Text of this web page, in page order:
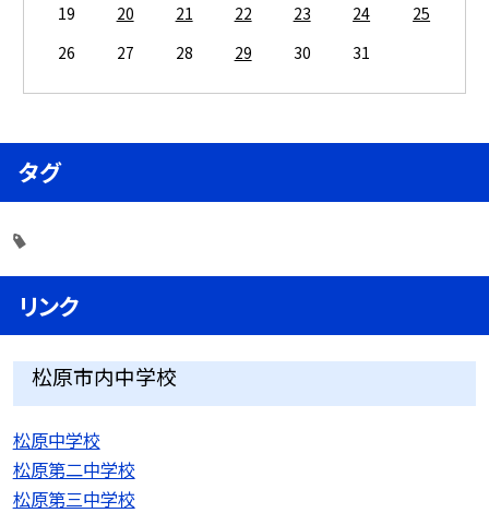
19
20 21 22 23 24
25
26
27 28 29 30 31
タグ
リンク
松原市内中学校
松原中学校
松原第二中学校
松原第三中学校